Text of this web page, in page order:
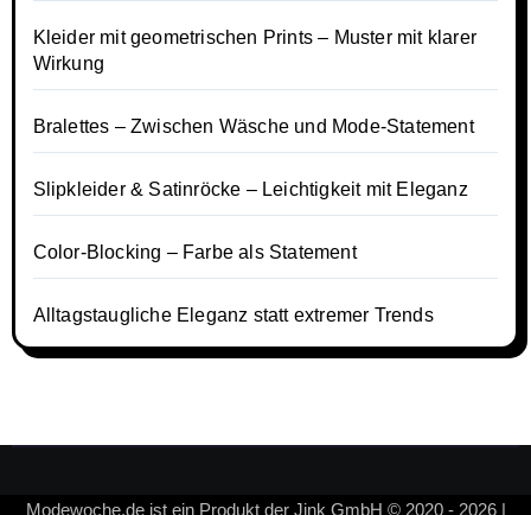
Kleider mit geometrischen Prints – Muster mit klarer
Wirkung
Bralettes – Zwischen Wäsche und Mode-Statement
Slipkleider & Satinröcke – Leichtigkeit mit Eleganz
Color-Blocking – Farbe als Statement
Alltagstaugliche Eleganz statt extremer Trends
Modewoche.de ist ein Produkt der Jink GmbH © 2020 - 2026 |